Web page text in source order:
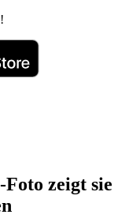
zeigt sie